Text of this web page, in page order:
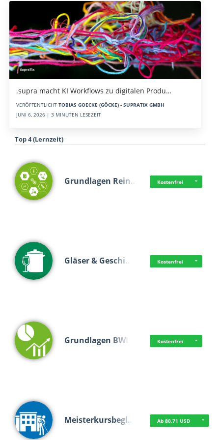
.supra macht KI Workflows zu digitalen Produ…
VERÖFFENTLICHT TOBIAS GOECKE (GÖCKE) - SUPRATIX GMBH
JUNI 6, 2026 | 3 MINUTEN LESEZEIT
Top 4 (Lernzeit)
Grundlagen Rein… Kostenfrei
Gläser & Geschi… Kostenfrei
Grundlagen BWL Kostenfrei
Meisterkursbegl… Ab 80,71 USD